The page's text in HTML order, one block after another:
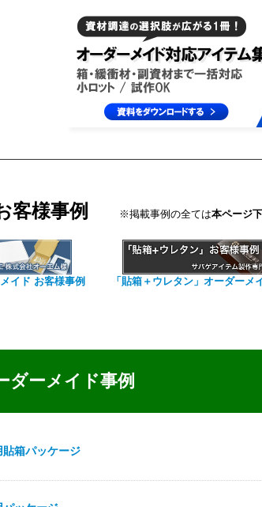
客様事例 ※掲載事例の全ては本ページ
イド お客様事例 「貼箱＋ウレタン」オーダーメ